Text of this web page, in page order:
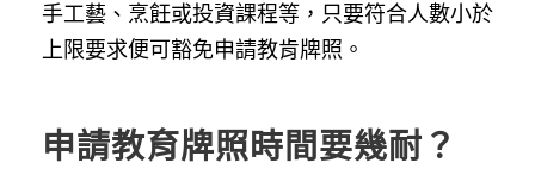
手工藝、烹飪或投資課程等，只要符合人數小於
上限要求便可豁免申請教肯牌照。
申請教育牌照時間要幾耐？